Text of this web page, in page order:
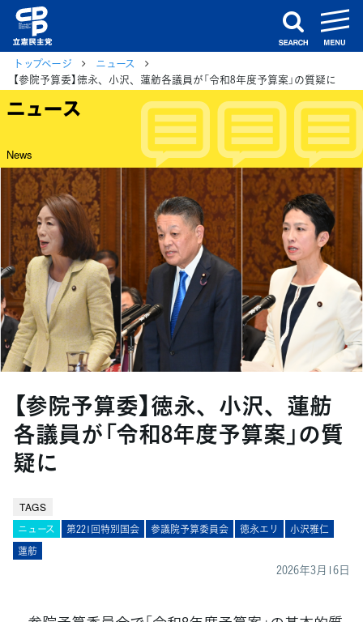
search
トップページ
ニュース
【参院予算委】徳永、小沢、蓮舫各議員が「令和8年度予算案」の質疑に
ニュース
News
【参院予算委】徳永、小沢、蓮舫
各議員が「令和8年度予算案」の質
疑に
TAGS
ニュース 第221回特別国会 参議院予算委員会 徳永エリ
小沢雅仁
蓮舫
2026年3月16日